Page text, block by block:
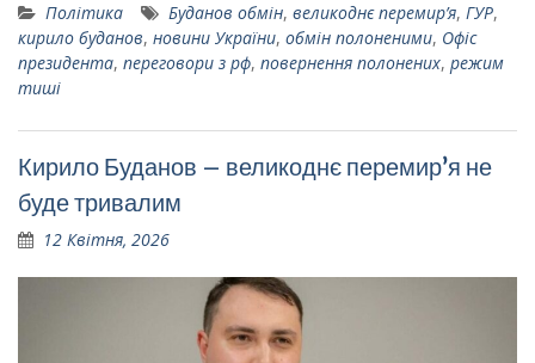
Політика Буданов обмін, великоднє перемир’я, ГУР,
кирило буданов, новини України, обмін полоненими, Офіс
президента, переговори з рф, повернення полонених, режим
тиші
Кирило Буданов – великоднє перемир’я не
буде тривалим
12 Квітня, 2026